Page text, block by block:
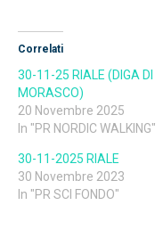
Correlati
30-11-25 RIALE (DIGA DI
MORASCO)
20 Novembre 2025
In "PR NORDIC WALKING"
30-11-2025 RIALE
30 Novembre 2023
In "PR SCI FONDO"